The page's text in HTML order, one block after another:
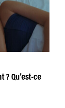
? Qu’est-ce